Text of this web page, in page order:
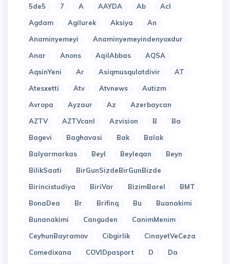
5de5 7 A AAYDA Ab
Acl
Agdam
Agilurek Aksiya
An
Anaminyemeyi
Anaminyemeyindenyoxdur
Anar
Anons AqilAbbas
AQSA
AqsinYeni
Ar Asiqmusqulatdivir
AT
Atesxetti
Atv Atvnews
Autizm
Avropa
Ayzaur Az
Azerbaycan
AZTV
AZTVcanl Azvision B
Ba
Bagevi
Baghavasi Bak
Balak
Balyarmarkas
Beyl Beyleqan
Beyn
BilikSaati
BirGunSizdeBirGunBizde
Birincistudiya
BiriVar BizimBarel
BMT
BonaDea
Br Brifinq Bu
Buanakimi
Bunanakimi
Canguden
CanimMenim
CeyhunBayramov
Cibgirlik
CinayetVeCeza
Comedixana
COVIDpasport D
Da